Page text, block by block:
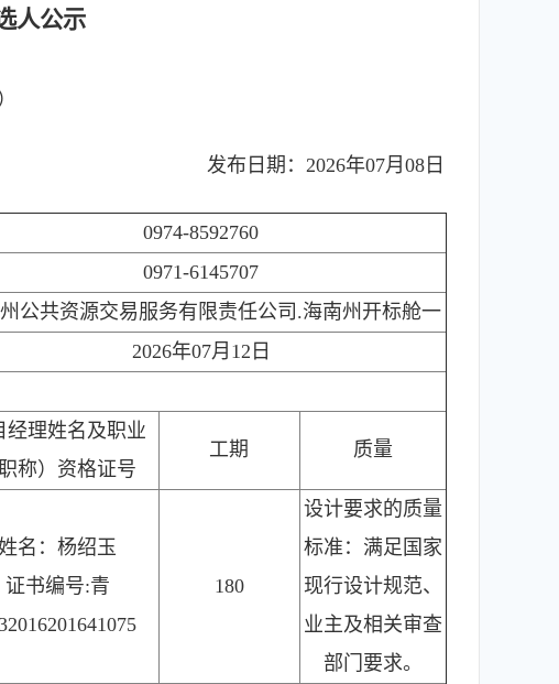
人公示
发布日期：2026年07月08日
0974-8592760
0971-6145707
公共资源交易服务有限责任公司.海南州开标舱一
2026年07月12日
经理姓名及职业
职称）资格证号
工期 质量
名：杨绍玉
证书编号:青
180
设计要求的质量
标准：满足国家
现行设计规范、
业主及相关审查
部门要求。